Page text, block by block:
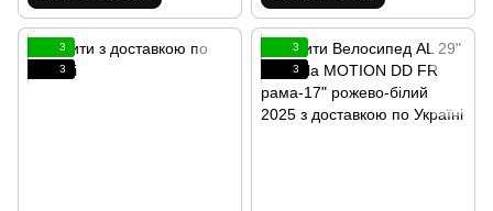
3
3
3
3